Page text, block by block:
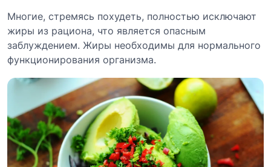
Многие, стремясь похудеть, полностью исключают
жиры из рациона, что является опасным
заблуждением. Жиры необходимы для нормального
функционирования организма.